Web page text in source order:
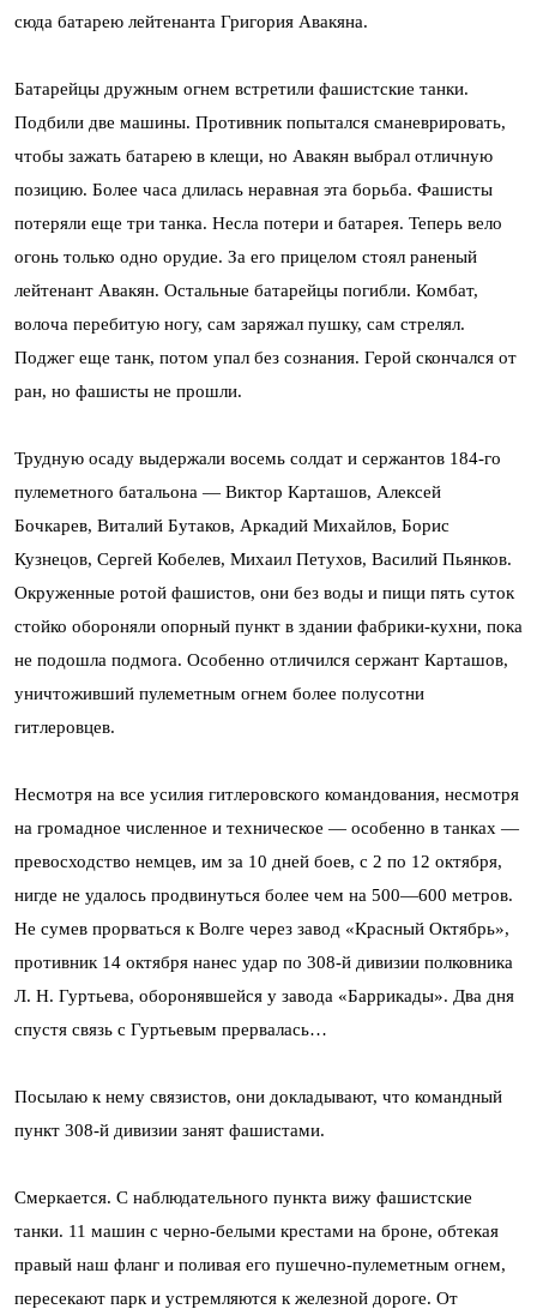
сюда батарею лейтенанта Григория Авакяна.
Батарейцы дружным огнем встретили фашистские танки.
Подбили две машины. Противник попытался сманеврировать,
чтобы зажать батарею в клещи, но Авакян выбрал отличную
позицию. Более часа длилась неравная эта борьба. Фашисты
потеряли еще три танка. Несла потери и батарея. Теперь вело
огонь только одно орудие. За его прицелом стоял раненый
лейтенант Авакян. Остальные батарейцы погибли. Комбат,
волоча перебитую ногу, сам заряжал пушку, сам стрелял.
Поджег еще танк, потом упал без сознания. Герой скончался от
ран, но фашисты не прошли.
Трудную осаду выдержали восемь солдат и сержантов 184-го
пулеметного батальона — Виктор Карташов, Алексей
Бочкарев, Виталий Бутаков, Аркадий Михайлов, Борис
Кузнецов, Сергей Кобелев, Михаил Петухов, Василий Пьянков.
Окруженные ротой фашистов, они без воды и пищи пять суток
стойко обороняли опорный пункт в здании фабрики-кухни, пока
не подошла подмога. Особенно отличился сержант Карташов,
уничтоживший пулеметным огнем более полусотни
гитлеровцев.
Несмотря на все усилия гитлеровского командования, несмотря
на громадное численное и техническое — особенно в танках —
превосходство немцев, им за 10 дней боев, с 2 по 12 октября,
нигде не удалось продвинуться более чем на 500—600 метров.
Не сумев прорваться к Волге через завод «Красный Октябрь»,
противник 14 октября нанес удар по 308-й дивизии полковника
Л. Н. Гуртьева, оборонявшейся у завода «Баррикады». Два дня
спустя связь с Гуртьевым прервалась…
Посылаю к нему связистов, они докладывают, что командный
пункт 308-й дивизии занят фашистами.
Смеркается. С наблюдательного пункта вижу фашистские
танки. 11 машин с черно-белыми крестами на броне, обтекая
правый наш фланг и поливая его пушечно-пулеметным огнем,
пересекают парк и устремляются к железной дороге. От